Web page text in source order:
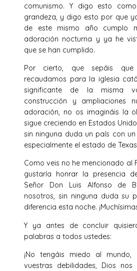
comunismo. Y digo esto
grandeza, y digo esto por que
de este mismo año cumplo
adoración nocturna y ya he
que se han cumplido.
Por cierto, que sepáis
recaudamos para la iglesia
significante de la misma
construcción y ampliaciones
adoración, no os imagináis la
sigue creciendo en Estados
sin ninguna duda un país con
especialmente el estado de
Como veis no he mencionado al
gustaría honrar la presencia
Señor Don Luis Alfonso de
nosotros, sin ninguna duda su
diferencia esta noche.
Y ya antes de concluir
palabras a todos ustedes:
¡No tengáis miedo al
vuestras debilidades, Dios